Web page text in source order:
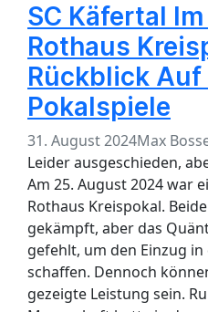
SC Käfertal Im
Rothaus
Rückblick Auf
Pokalspiele
31. August 2024Max
Leider ausgeschieden,
Am 25. August 2024 war
Rothaus Kreispokal.
gekämpft, aber das
gefehlt, um den Einzug
schaffen. Dennoch
gezeigte Leistung sein.